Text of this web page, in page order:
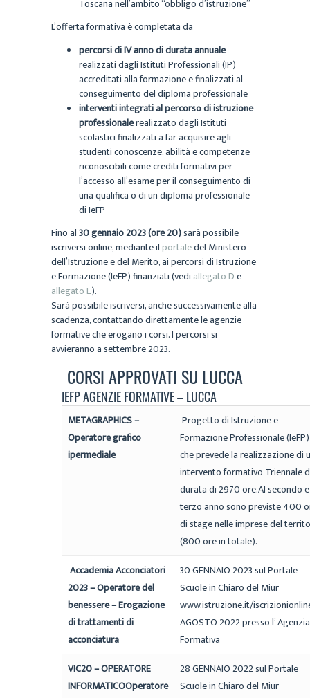
Toscana nell’ambito “obbligo d’istruzione”
L’offerta formativa è completata da
percorsi di IV anno di durata annuale
realizzati dagli Istituti Professionali (IP)
accreditati alla formazione e finalizzati al
conseguimento del diploma professionale
interventi integrati al percorso di istruzione
professionalerealizzato dagli Istituti
scolastici finalizzati a far acquisire agli
studenti conoscenze, abilità e competenze
riconoscibili come crediti formativi per
l’accesso all’esame per il conseguimento di
una qualifica o di un diploma professionale
di IeFP
Fino al30 gennaio 2023 (ore 20)sarà possibile
iscriversi online, mediante ilportaledel Ministero
dell’Istruzione e del Merito, ai percorsi di Istruzione
e Formazione (IeFP) finanziati (vedi allegato De
allegato E).
Sarà possibile iscriversi, anche successivamente alla
scadenza, contattando direttamente le agenzie
formative che erogano i corsi. I percorsi si
avvieranno a settembre 2023.
CORSI APPROVATI SU LUCCA
IEFP AGENZIE FORMATIVE – LUCCA
METAGRAPHICS –
Operatore grafico
ipermediale
Progetto di Istruzione e
Formazione Professionale (IeFP)
che prevede la realizzazione di
intervento formativo Triennale
durata di 2970 ore.Al secondo
terzo anno sono previste 400
di stage nelle imprese del
(800 ore in totale).
Accademia Acconciatori
2023 –Operatore del
benessere – Erogazione
di trattamenti di
acconciatura
30 GENNAIO 2023 sul Portale
Scuole in Chiaro del Miur
www.istruzione.it/
AGOSTO 2022 presso l’ Agenzia
Formativa
VIC20 – OPERATORE
INFORMATICOOperatore
28 GENNAIO 2022 sul Portale
Scuole in Chiaro del Miur